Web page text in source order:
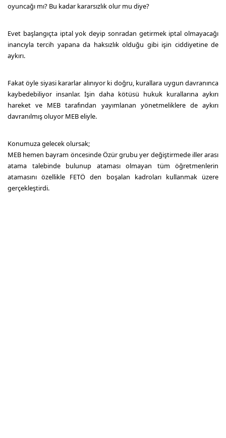
oyuncağı mı? Bu kadar kararsızlık olur mu diye?
Evet başlangıçta iptal yok deyip sonradan getirmek iptal olmayacağı
inancıyla tercih yapana da haksızlık olduğu gibi işin ciddiyetine de
aykırı.
Fakat öyle siyasi kararlar alınıyor ki doğru, kurallara uygun davranınca
kaybedebiliyor insanlar. İşin daha kötüsü hukuk kurallarına aykırı
hareket ve MEB tarafından yayımlanan yönetmeliklere de aykırı
davranılmış oluyor MEB eliyle.
Konumuza gelecek olursak;
MEB hemen bayram öncesinde Özür grubu yer değiştirmede iller arası
atama talebinde bulunup ataması olmayan tüm öğretmenlerin
atamasını özellikle FETÖ den boşalan kadroları kullanmak üzere
gerçekleştirdi.